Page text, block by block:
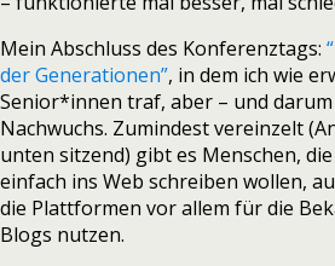
Mein Abschluss des Konferenztags:
der Generationen”, in dem ich wie
Senior*innen traf, aber – und darum
Nachwuchs. Zumindest vereinzelt
unten sitzend) gibt es Menschen,
einfach ins Web schreiben wollen,
die Plattformen vor allem für die
Blogs nutzen.